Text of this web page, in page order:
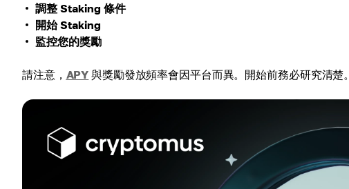
調整 Staking 條件
開始 Staking
監控您的獎勵
請注意， APY 與獎勵發放頻率會因平台而異。開始前務必研究清楚。